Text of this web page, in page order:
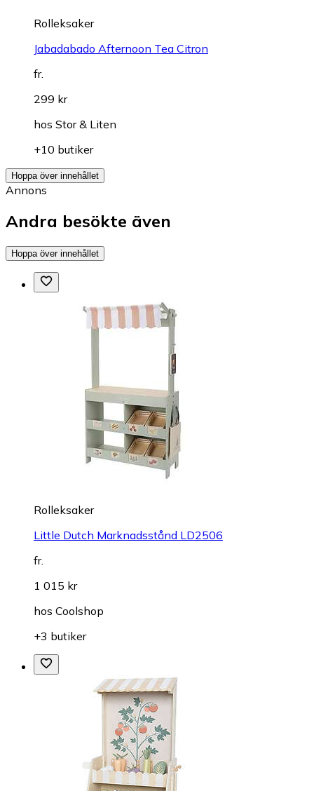
Rolleksaker
Jabadabado Afternoon Tea Citron
fr.
299 kr
hos Stor & Liten
+10 butiker
Hoppa över innehållet
Annons
Andra besökte även
Hoppa över innehållet
Rolleksaker
Little Dutch Marknadsstånd LD2506
fr.
1 015 kr
hos Coolshop
+3 butiker